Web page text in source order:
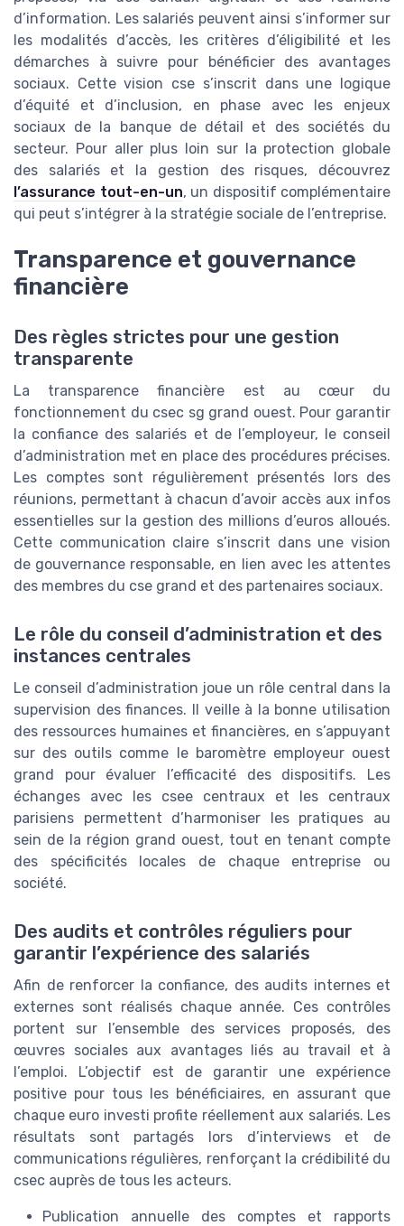
d’information. Les salariés peuvent ainsi s’informer sur
les modalités d’accès, les critères d’éligibilité et les
démarches à suivre pour bénéficier des avantages
sociaux. Cette vision cse s’inscrit dans une logique
d’équité et d’inclusion, en phase avec les enjeux
sociaux de la banque de détail et des sociétés du
secteur. Pour aller plus loin sur la protection globale
des salariés et la gestion des risques, découvrez
l’assurance tout-en-un, un dispositif complémentaire
qui peut s’intégrer à la stratégie sociale de l’entreprise.
Transparence et gouvernance
financière
Des règles strictes pour une gestion
transparente
La transparence financière est au cœur du
fonctionnement du csec sg grand ouest. Pour garantir
la confiance des salariés et de l’employeur, le conseil
d’administration met en place des procédures précises.
Les comptes sont régulièrement présentés lors des
réunions, permettant à chacun d’avoir accès aux infos
essentielles sur la gestion des millions d’euros alloués.
Cette communication claire s’inscrit dans une vision
de gouvernance responsable, en lien avec les attentes
des membres du cse grand et des partenaires sociaux.
Le rôle du conseil d’administration et des
instances centrales
Le conseil d’administration joue un rôle central dans la
supervision des finances. Il veille à la bonne utilisation
des ressources humaines et financières, en s’appuyant
sur des outils comme le baromètre employeur ouest
grand pour évaluer l’efficacité des dispositifs. Les
échanges avec les csee centraux et les centraux
parisiens permettent d’harmoniser les pratiques au
sein de la région grand ouest, tout en tenant compte
des spécificités locales de chaque entreprise ou
société.
Des audits et contrôles réguliers pour
garantir l’expérience des salariés
Afin de renforcer la confiance, des audits internes et
externes sont réalisés chaque année. Ces contrôles
portent sur l’ensemble des services proposés, des
œuvres sociales aux avantages liés au travail et à
l’emploi. L’objectif est de garantir une expérience
positive pour tous les bénéficiaires, en assurant que
chaque euro investi profite réellement aux salariés. Les
résultats sont partagés lors d’interviews et de
communications régulières, renforçant la crédibilité du
csec auprès de tous les acteurs.
Publication annuelle des comptes et rapports